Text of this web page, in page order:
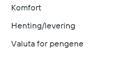
Komfort
Henting/levering
Valuta for pengene